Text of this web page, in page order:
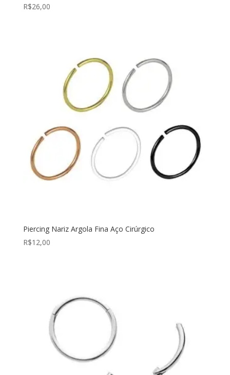
R$26,00
Piercing Nariz Argola Fina Aço Cirúrgico
R$12,00